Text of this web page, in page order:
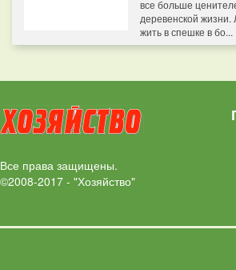
все больше
деревенской
жить в спешке в бо...
Все права защищены.
©2008-2017 - "Хозяйство"